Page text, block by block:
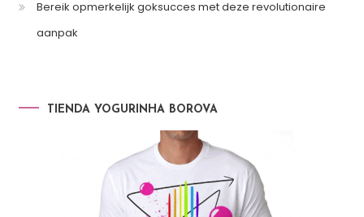
Bereik opmerkelijk goksucces met deze revolutionaire
aanpak
TIENDA YOGURINHA BOROVA